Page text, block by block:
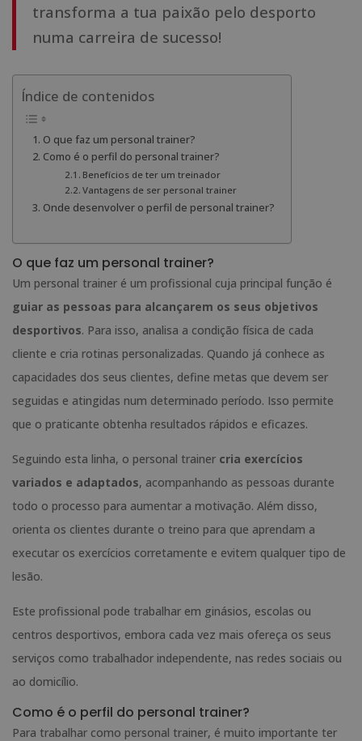
transforma a tua paixão pelo desporto
numa carreira de sucesso!
Índice de contenidos
O que faz um personal trainer?
Como é o perfil do personal trainer?
Benefícios de ter um treinador
Vantagens de ser personal trainer
Onde desenvolver o perfil de personal trainer?
O que faz um personal trainer?
Um personal trainer é um profissional cuja principal função é
guiar as pessoas para alcançarem os seus objetivos
desportivos. Para isso, analisa a condição física de cada
cliente e cria rotinas personalizadas. Quando já conhece as
capacidades dos seus clientes, define metas que devem ser
seguidas e atingidas num determinado período. Isso permite
que o praticante obtenha resultados rápidos e eficazes.
Seguindo esta linha, o personal trainer cria exercícios
variados e adaptados, acompanhando as pessoas durante
todo o processo para aumentar a motivação. Além disso,
orienta os clientes durante o treino para que aprendam a
executar os exercícios corretamente e evitem qualquer tipo de
lesão.
Este profissional pode trabalhar em ginásios, escolas ou
centros desportivos, embora cada vez mais ofereça os seus
serviços como trabalhador independente, nas redes sociais ou
ao domicílio.
Como é o perfil do personal trainer?
Para trabalhar como personal trainer, é muito importante ter